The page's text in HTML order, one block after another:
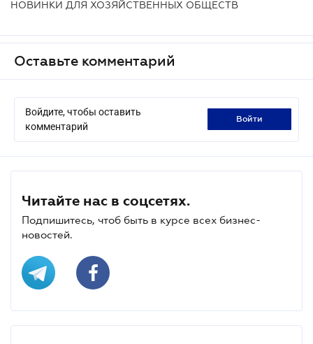
НОВИНКИ ДЛЯ ХОЗЯЙСТВЕННЫХ ОБЩЕСТВ
Оставьте комментарий
Войдите, чтобы оставить
комментарий
войти
Читайте нас в соцсетях.
Подпишитесь, чтоб быть в курсе всех бизнес-
новостей.